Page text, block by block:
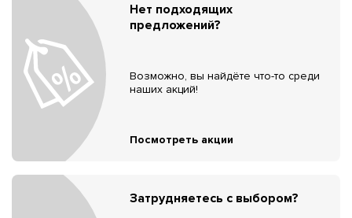
Нет подходящих
предложений?
Возможно, вы найдёте что-то среди
наших акций!
Посмотреть акции
Затрудняетесь с выбором?